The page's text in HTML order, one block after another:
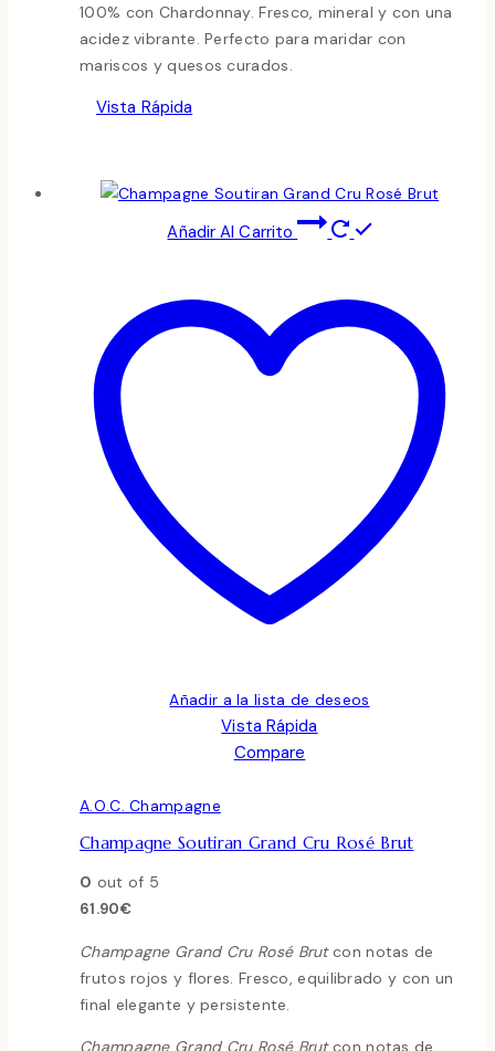
100% con Chardonnay. Fresco, mineral y con una
acidez vibrante. Perfecto para maridar con
mariscos y quesos curados.
Vista Rápida
Añadir Al Carrito
Añadir a la lista de deseos
Vista Rápida
Compare
A.O.C. Champagne
Champagne Soutiran Grand Cru Rosé Brut
0 out of 5
61.90€
Champagne Grand Cru Rosé Brutcon notas de
frutos rojos y flores. Fresco, equilibrado y con un
final elegante y persistente.
Champagne Grand Cru Rosé Brutcon notas de